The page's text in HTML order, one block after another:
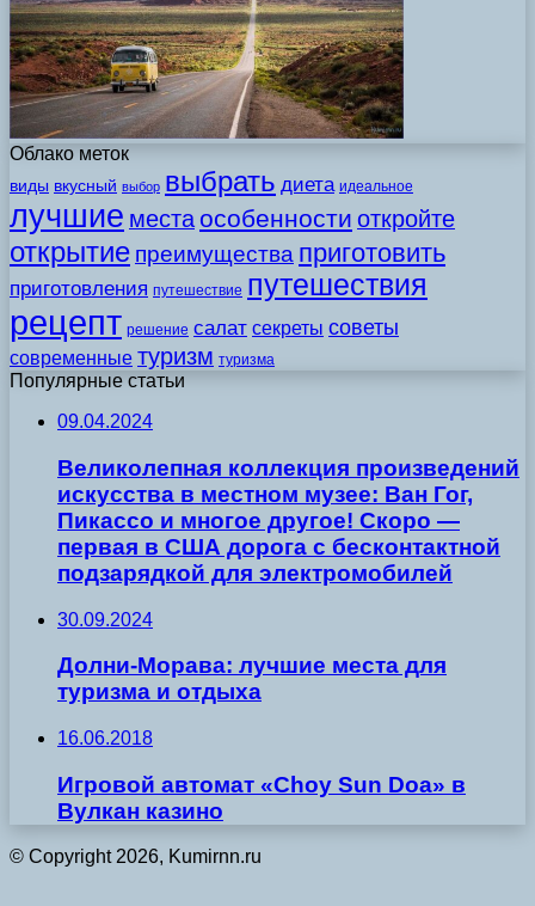
Облако меток
виды вкусный выбор выбрать диета идеальное
лучшие места особенности откройте
открытие преимущества приготовить
приготовления путешествие путешествия
рецепт решение салат секреты советы
современные туризм туризма
Популярные статьи
09.04.2024
Великолепная коллекция произведений
искусства в местном музее: Ван Гог,
Пикассо и многое другое! Скоро —
первая в США дорога с бесконтактной
подзарядкой для электромобилей
30.09.2024
Долни-Морава: лучшие места для
туризма и отдыха
16.06.2018
Игровой автомат «Choy Sun Doa» в
Вулкан казино
© Copyright 2026, Kumirnn.ru